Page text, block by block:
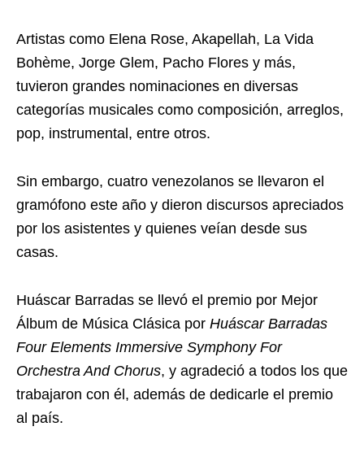
Artistas como Elena Rose, Akapellah, La Vida
Bohème, Jorge Glem, Pacho Flores y más,
tuvieron grandes nominaciones en diversas
categorías musicales como composición, arreglos,
pop, instrumental, entre otros.
Sin embargo, cuatro venezolanos se llevaron el
gramófono este año y dieron discursos apreciados
por los asistentes y quienes veían desde sus
casas.
Huáscar Barradas se llevó el premio por Mejor
Álbum de Música Clásica por Huáscar Barradas
Four Elements Immersive Symphony For
Orchestra And Chorus, y agradeció a todos los que
trabajaron con él, además de dedicarle el premio
al país.